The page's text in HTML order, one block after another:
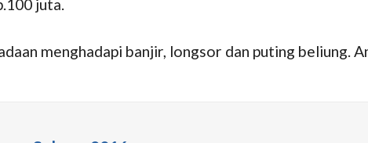
juta.
menghadapi banjir, longsor dan puting beliung.